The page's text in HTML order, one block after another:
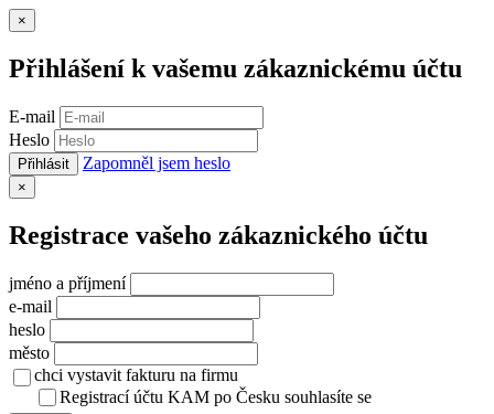
×
Přihlášení k vašemu zákaznickému účtu
E-mail
Heslo
Přihlásit Zapomněl jsem heslo
×
Registrace vašeho zákaznického účtu
jméno a příjmení
e-mail
heslo
město
chci vystavit fakturu na firmu
Registrací účtu KAM po Česku souhlasíte se